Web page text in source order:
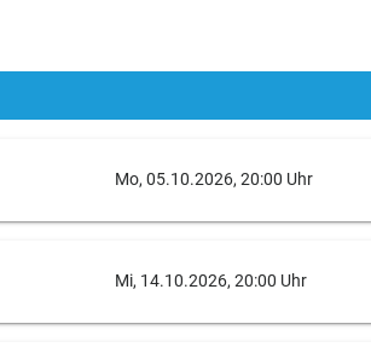
Mo, 05.10.2026, 20:00 Uhr
Mi, 14.10.2026, 20:00 Uhr